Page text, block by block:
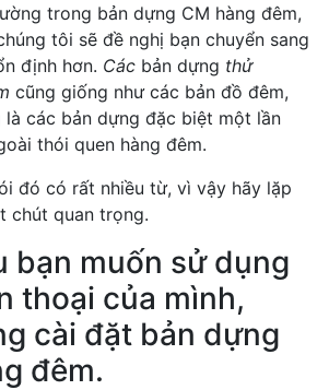
trong bản dựng CM hàng đêm,
tôi sẽ đề nghị bạn chuyển sang
định hơn. Các bản dựng thử
cũng giống như các bản đồ đêm,
là các bản dựng đặc biệt một lần
thói quen hàng đêm.
đó có rất nhiều từ, vì vậy hãy lặp
chút quan trọng.
bạn muốn sử dụng
thoại của mình,
cài đặt bản dựng
đêm.